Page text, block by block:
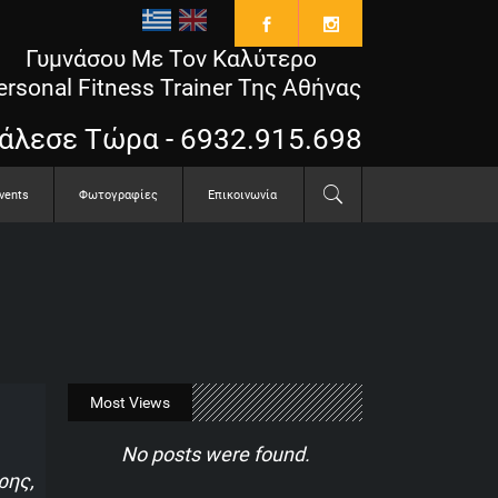
Γυμνάσου Με Τον Καλύτερο
Fitness Trainer Της Αθήνας
Τώρα - 6932.915.698
Φωτογραφίες Επικοινωνία
Most Views
No posts were found.